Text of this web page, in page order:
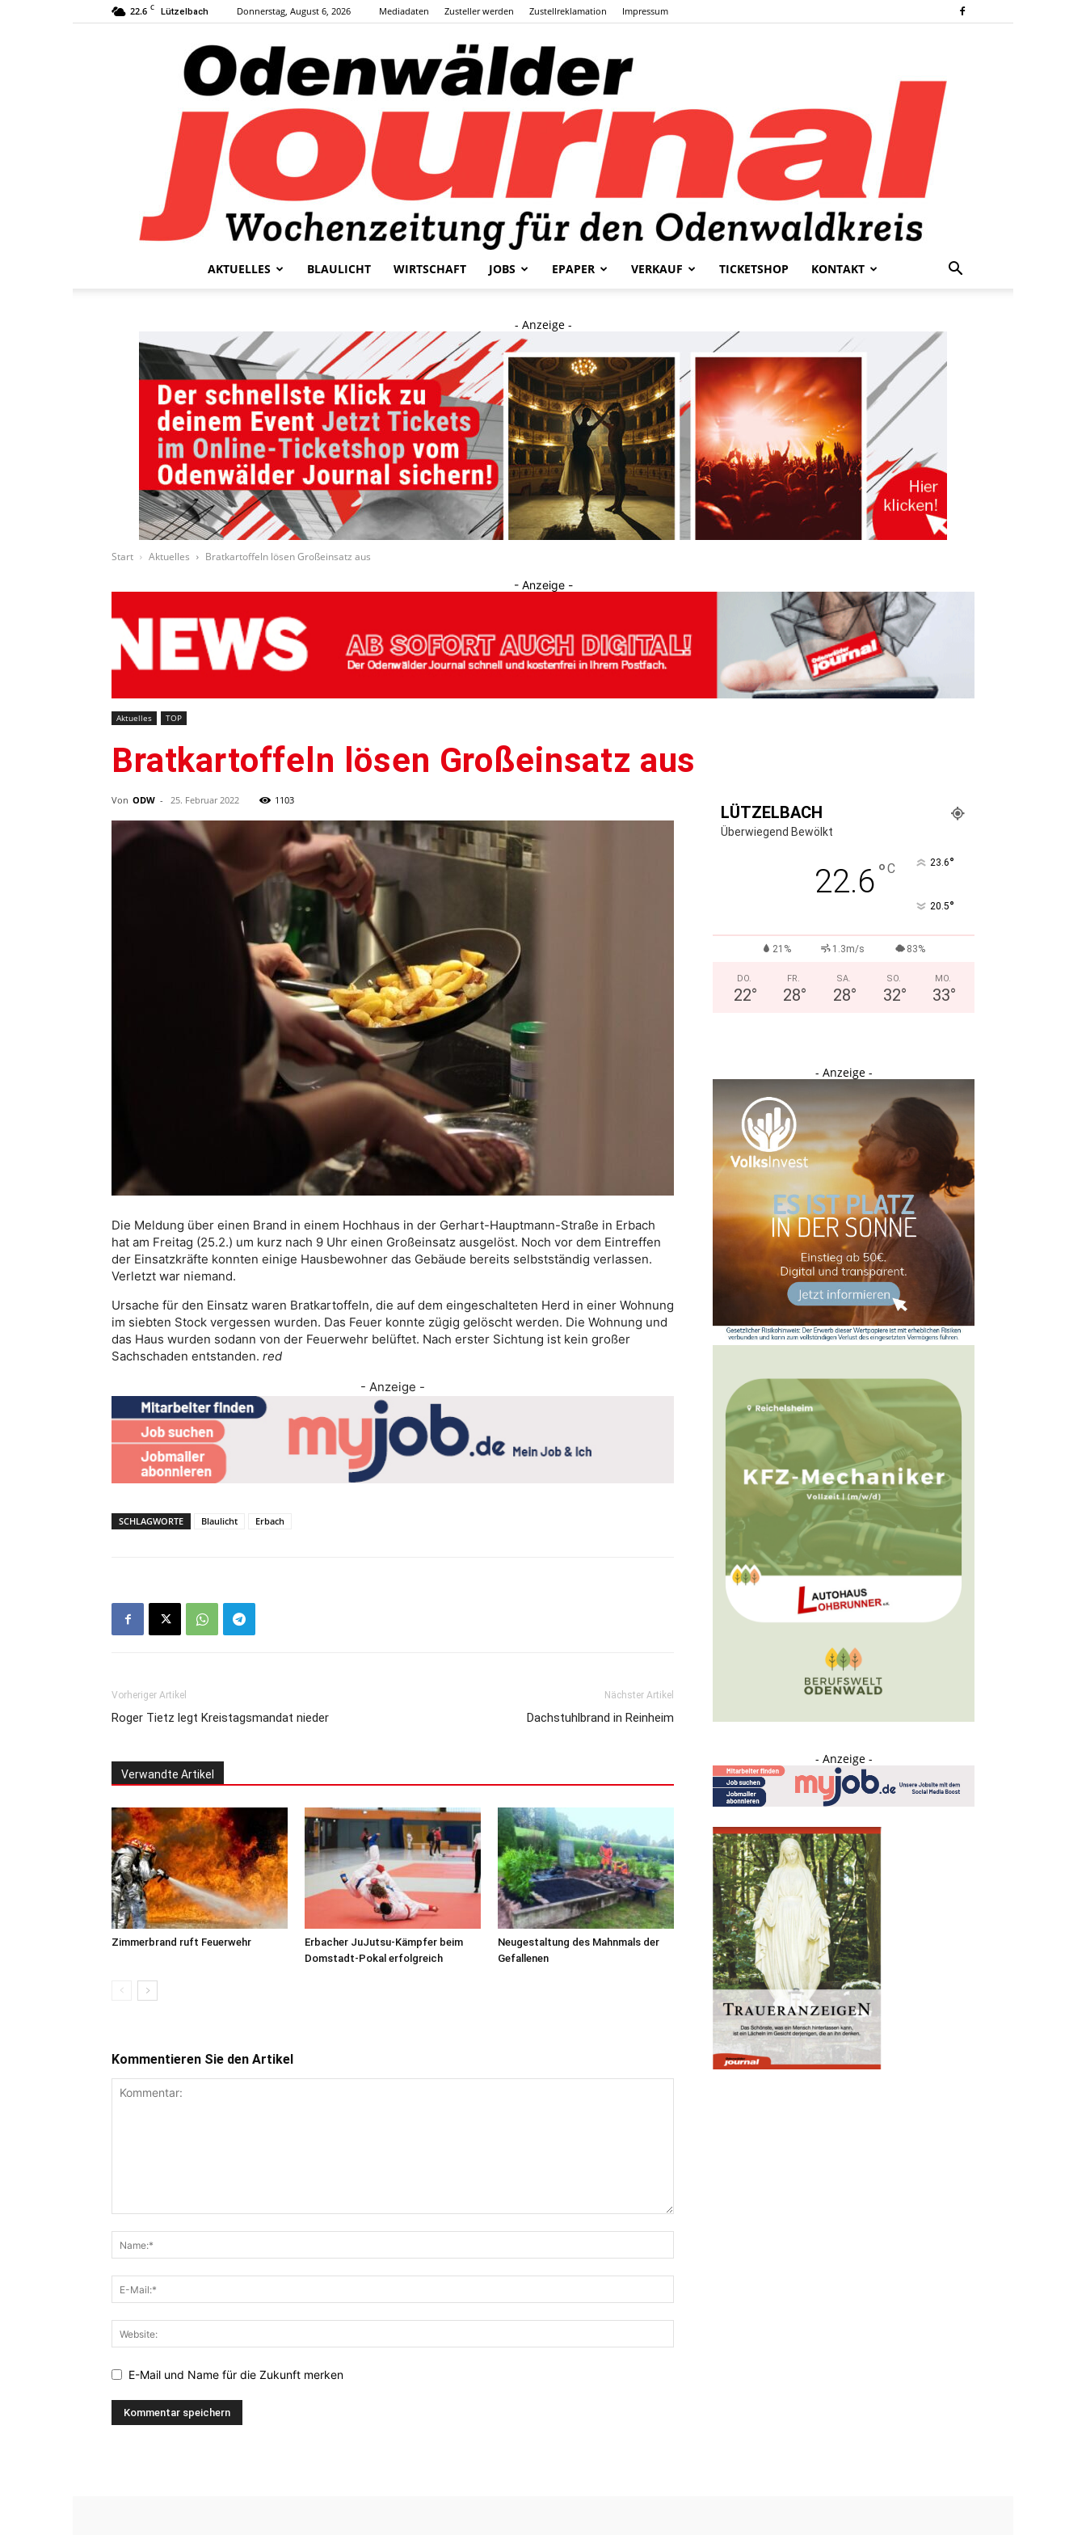
22.6 C Lützelbach Donnerstag, August 6, 2026 Mediadaten Zusteller werden Zustellreklamation Impressum
Journal
AKTUELLES BLAULICHT WIRTSCHAFT JOBS EPAPER VERKAUF TICKETSHOP KONTAKT
- Anzeige -
Start Aktuelles Bratkartoffeln lösen Großeinsatz aus
- Anzeige -
Aktuelles TOP
Bratkartoffeln lösen Großeinsatz aus
Von ODW - 25. Februar 2022 1103
Die Meldung über einen Brand in einem Hochhaus in der Gerhart-Hauptmann-Straße in Erbach
hat am Freitag (25.2.) um kurz nach 9 Uhr einen Großeinsatz ausgelöst. Noch vor dem Eintreffen
der Einsatzkräfte konnten einige Hausbewohner das Gebäude bereits selbstständig verlassen.
Verletzt war niemand.
Ursache für den Einsatz waren Bratkartoffeln, die auf dem eingeschalteten Herd in einer Wohnung
im siebten Stock vergessen wurden. Das Feuer konnte zügig gelöscht werden. Die Wohnung und
das Haus wurden sodann von der Feuerwehr belüftet. Nach erster Sichtung ist kein großer
Sachschaden entstanden. red
- Anzeige -
SCHLAGWORTE Blaulicht Erbach
Vorheriger Artikel
Roger Tietz legt Kreistagsmandat nieder
Nächster Artikel
Dachstuhlbrand in Reinheim
Verwandte Artikel
Zimmerbrand ruft Feuerwehr
Erbacher JuJutsu-Kämpfer beim
Domstadt-Pokal erfolgreich
Neugestaltung des Mahnmals der
Gefallenen
Kommentieren Sie den Artikel
E-Mail und Name für die Zukunft merken
LÜTZELBACH
Überwiegend Bewölkt
22.6°C 23.6°
20.5°
21% 1.3m/s 83%
DO.
22°
FR.
28°
SA.
28°
SO.
32°
MO.
33°
- Anzeige -
- Anzeige -